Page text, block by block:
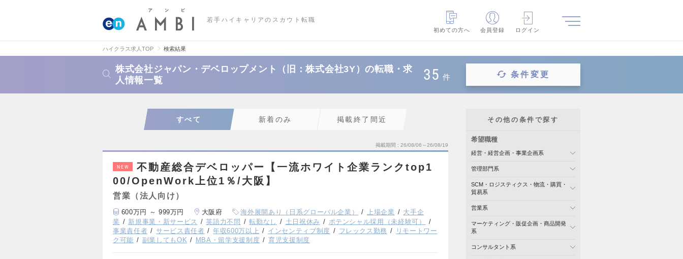
若手ハイキャリアのスカウト転職
初めての方へ
会員登録 ログイン
ハイクラス求人TOP 検索結果
株式会社ジャパン・デベロップメント（旧：株式会社3Y）の転職・求
人情報一覧
35 件 条件変更
すべて 新着のみ 掲載終了間近
掲載期間 26/08/06～26/08/19
NEW
不動産総合デベロッパー【一流ホワイト企業ランクtop1
00/OpenWork上位1％/大阪】
営業（法人向け）
600万円 ～ 999万円 大阪府 海外展開あり（日系グローバル企業） 上場企業
大手企
業
新規事業・新サービス 英語力不問 転勤なし 土日祝休み
ポテンシャル採用（未経験可）
事業責任者
サービス責任者 年収600万以上 インセンティブ制度 フレックス勤務
リモートワー
ク可能
副業してもOK MBA・留学支援制度 育児支援制度
その他の条件で探す
希望職種
経営・経営企画・事業企画系
管理部門系
SCM・ロジスティクス・物流・購買・
貿易系
営業系
マーケティング・販促企画・商品開発
系
コンサルタント系